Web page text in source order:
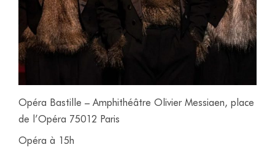
Opéra Bastille – Amphithéâtre Olivier Messiaen, place
de l’Opéra 75012 Paris
Opéra à 15h